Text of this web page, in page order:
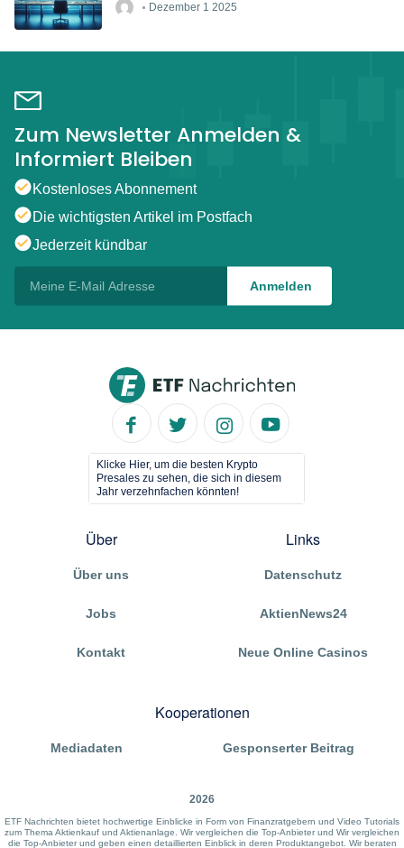
Dezember 1 2025
Zum Newsletter Anmelden &
Informiert Bleiben
Kostenloses Abonnement
Die wichtigsten Artikel im Postfach
Jederzeit kündbar
Klicke Hier, um die besten Krypto
Presales zu sehen, die sich in diesem
Jahr verzehnfachen könnten!
Über
Über uns
Jobs
Kontakt
Links
Datenschutz
AktienNews24
Neue Online Casinos
Kooperationen
Mediadaten Gesponserter Beitrag
2026
ETF Nachrichten bietet hochwertige Einblicke in Form von Finanzratgebern und Video Tutorials
zum Thema Aktienkauf und Aktienanlage. Wir vergleichen die Top-Anbieter und Wir vergleichen
die Top-Anbieter und geben einen detaillierten Einblick in deren Produktangebot. Wir beraten